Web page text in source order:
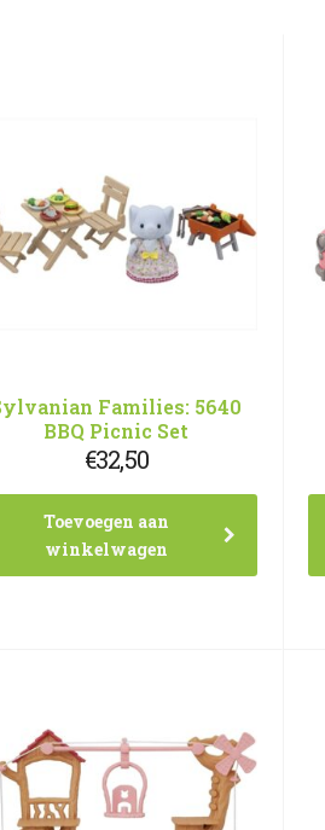
Families: 5640
BBQ Picnic Set
€32,50
Toevoegen aan
winkelwagen